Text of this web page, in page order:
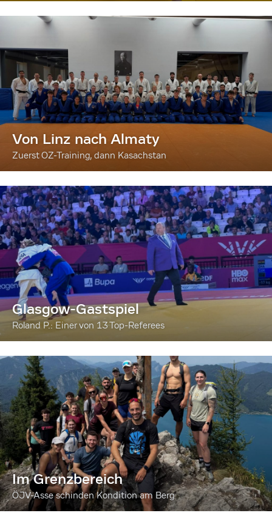
Von Linz nach Almaty
Zuerst OZ-Training, dann Kasachstan
Glasgow-Gastspiel
Roland P.: Einer von 13 Top-Referees
Im Grenzbereich
ÖJV-Asse schinden Kondition am Berg